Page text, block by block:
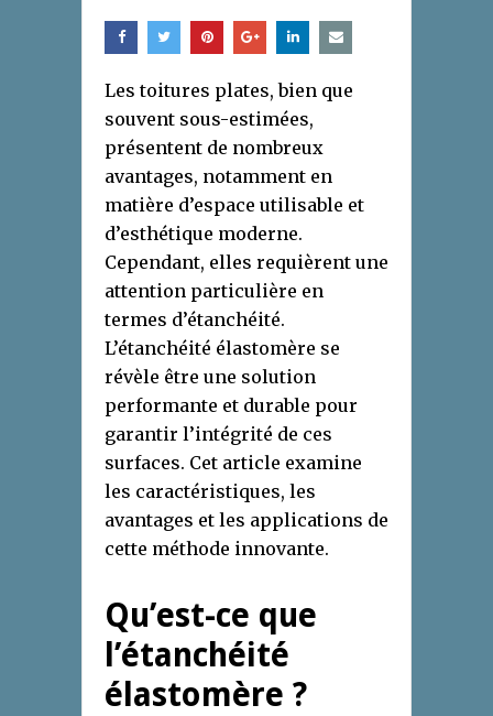
Les toitures plates, bien que
souvent sous-estimées,
présentent de nombreux
avantages, notamment en
matière d’espace utilisable et
d’esthétique moderne.
Cependant, elles requièrent une
attention particulière en
termes d’étanchéité.
L’étanchéité élastomère se
révèle être une solution
performante et durable pour
garantir l’intégrité de ces
surfaces. Cet article examine
les caractéristiques, les
avantages et les applications de
cette méthode innovante.
Qu’est-ce que
l’étanchéité
élastomère ?